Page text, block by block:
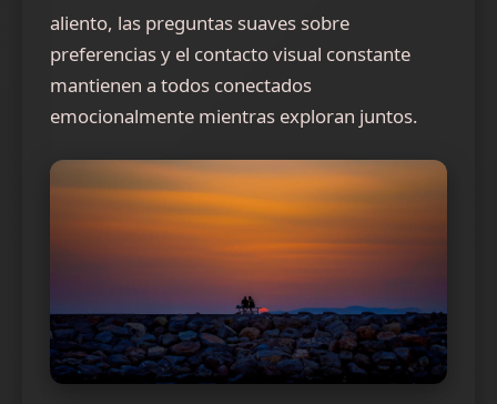
aliento, las preguntas suaves sobre
preferencias y el contacto visual constante
mantienen a todos conectados
emocionalmente mientras exploran juntos.